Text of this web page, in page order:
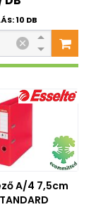
10 DB
A/4 7,5cm